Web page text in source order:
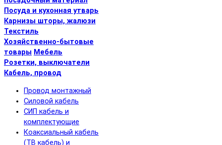
Посуда и кухонная утварь
Карнизы шторы, жалюзи
Текстиль
Хозяйственно-бытовые
товары Мебель
Розетки, выключатели
Кабель, провод
Провод монтажный
Силовой кабель
СИП кабель и
комплектующие
Коаксиальный кабель
(ТВ кабель) и